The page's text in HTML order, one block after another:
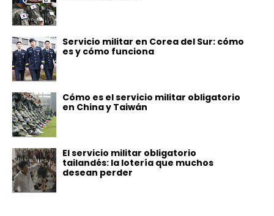
Servicio militar en Corea del Sur: cómo
es y cómo funciona
Cómo es el servicio militar obligatorio
en China y Taiwán
El servicio militar obligatorio
tailandés: la lotería que muchos
desean perder